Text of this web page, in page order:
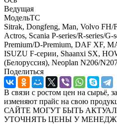
Ведущая
МодельТС
Sitrak, Dongfeng, Man, Volvo
Actros, Scania P-series/R-series/
Premium/D-Premium, DAF XF,
ISUZU F-серии, Shaanxi SX,
(Белоруссия), Neoplan N206/
Поделиться
В связи с ростом цен на сырьё,
изменяют прайс на свою
САЙТЕ МОГУТ БЫТЬ
УТОЧНЯТЬ ЦЕНЫ У